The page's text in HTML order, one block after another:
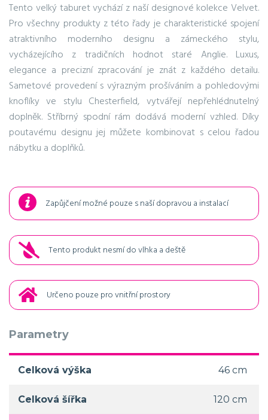
Tento velký taburet vychází z naší designové kolekce Velvet.
Pro všechny produkty z této řady je charakteristické spojení
atraktivního moderního designu a zámeckého stylu,
vycházejícího z tradičních hodnot staré Anglie. Luxus,
elegance a precizní zpracování je znát z každého detailu.
Sametové provedení s výrazným prošíváním a pohledovými
knoflíky ve stylu Chesterfield, vytvářejí nepřehlédnutelný
doplněk. Stříbrný spodní rám dodává moderní vzhled. Díky
poutavému designu jej můžete kombinovat s celou řadou
nábytku a doplňků.
Zapůjčení možné pouze s naší dopravou a instalací
Tento produkt nesmí do vlhka a deště
Určeno pouze pro vnitřní prostory
Parametry
Celková výška 46 cm
Celková šířka 120 cm